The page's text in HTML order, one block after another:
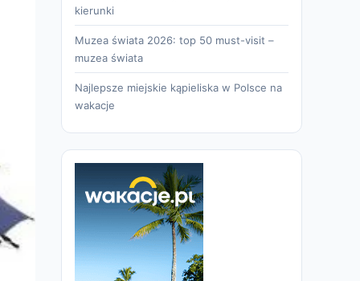
kierunki
Muzea świata 2026: top 50 must-visit –
muzea świata
Najlepsze miejskie kąpieliska w Polsce na
wakacje